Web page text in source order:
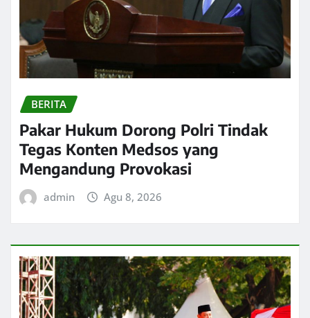
BERITA
Pakar Hukum Dorong Polri Tindak
Tegas Konten Medsos yang
Mengandung Provokasi
admin Agu 8, 2026